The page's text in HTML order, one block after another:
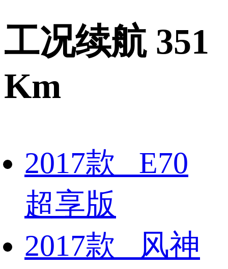
工况续航 351
Km
2017款 E70
超享版
2017款 风神